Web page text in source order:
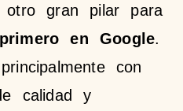
gran pilar para
en Google.
con
calidad y